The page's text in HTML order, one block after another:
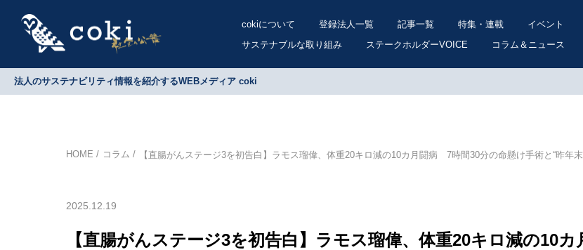
cokiについて 登録法人一覧 記事一覧 特集・連載
イベント
サステナブルな取り組み
ステークホルダーVOICE コラム＆ニュース
法人のサステナビリティ情報を紹介するWEBメディア coki
HOME コラム 【直腸がんステージ3を初告白】ラモス瑠偉、体重20キロ減の10カ月闘病 7時間30分の命懸け手術と“昨年
2025.12.19
【直腸がんステージ3を初告白】ラモス瑠偉、体重20キロ減の10カ